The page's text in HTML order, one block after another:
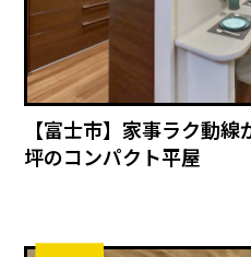
【富士市】家事ラク動
坪のコンパクト平屋